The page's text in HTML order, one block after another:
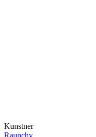
Kunstner
Raunchy